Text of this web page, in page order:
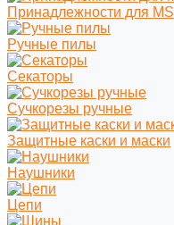
Принадлежности для MS
Ручные пилы
Секаторы
Сучкорезы ручные
Защитные каски и маски
Наушники
Цепи